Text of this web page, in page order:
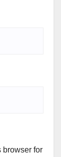
browser for